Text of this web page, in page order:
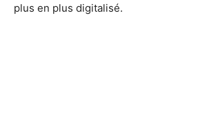
plus en plus digitalisé.